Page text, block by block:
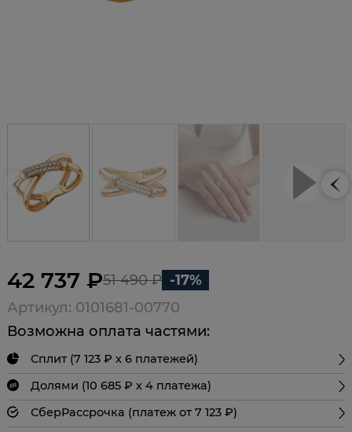
42 737 ₽51 490 ₽ -17%
Артикул: 0101681-00770
Возможна оплата частями:
Сплит (7 123 ₽ х 6 платежей)
Долями (10 685 ₽ х 4 платежа)
СберРассрочка (платеж от 7 123 ₽)